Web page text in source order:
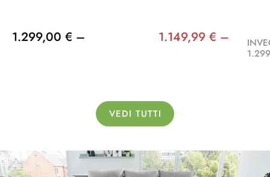
1.299,00 € – 1.149,99 € –
VEDI TUTTI